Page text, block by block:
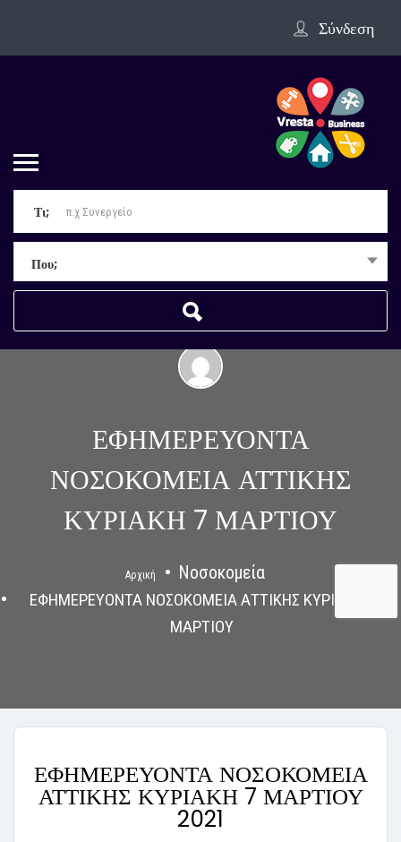
Σύνδεση
Τι;
Που;
ΕΦΗΜΕΡΕΥΟΝΤΑ
ΝΟΣΟΚΟΜΕΙΑ ΑΤΤΙΚΗΣ
ΚΥΡΙΑΚΗ 7 ΜΑΡΤΙΟΥ
Αρχική Νοσοκομεία
ΕΦΗΜΕΡΕΥΟΝΤΑ ΝΟΣΟΚΟΜΕΙΑ ΑΤΤΙΚΗΣ ΚΥΡΙΑΚΗ 7
ΜΑΡΤΙΟΥ
ΕΦΗΜΕΡΕΥΟΝΤΑ ΝΟΣΟΚΟΜΕΙΑ
ΑΤΤΙΚΗΣ ΚΥΡΙΑΚΗ 7 ΜΑΡΤΙΟΥ
2021